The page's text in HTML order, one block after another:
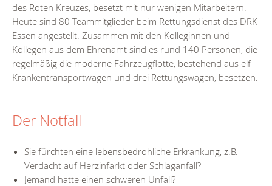
des Roten Kreuzes, besetzt mit nur wenigen Mitarbeitern.
Heute sind 80 Teammitglieder beim Rettungsdienst des DRK
Essen angestellt. Zusammen mit den Kolleginnen und
Kollegen aus dem Ehrenamt sind es rund 140 Personen, die
regelmäßig die moderne Fahrzeugflotte, bestehend aus elf
Krankentransportwagen und drei Rettungswagen, besetzen.
Der Notfall
Sie fürchten eine lebensbedrohliche Erkrankung, z.B.
Verdacht auf Herzinfarkt oder Schlaganfall?
Jemand hatte einen schweren Unfall?